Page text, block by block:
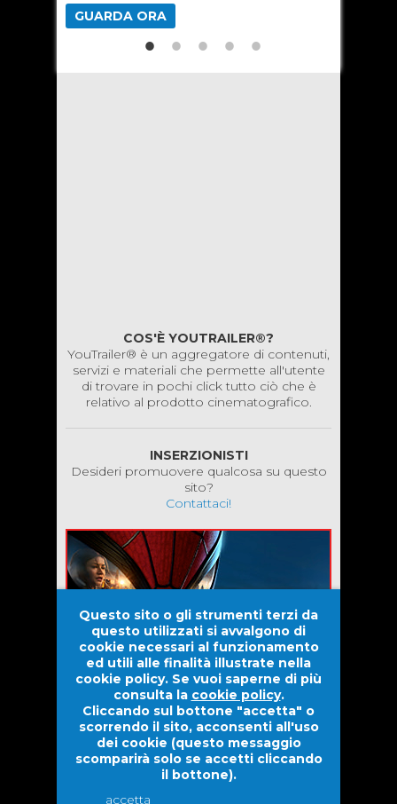
Questo sito o gli strumenti terzi da
questo utilizzati si avvalgono di
cookie necessari al funzionamento
ed utili alle finalità illustrate nella
cookie policy. Se vuoi saperne di più
consulta la cookie policy.
Cliccando sul bottone "accetta" o
scorrendo il sito, acconsenti all'uso
dei cookie (questo messaggio
scomparirà solo se accetti cliccando
il bottone).
accetta
GUARDA ORA
COS'È YOUTRAILER®?
YouTrailer® è un aggregatore di contenuti,
servizi e materiali che permette all'utente
di trovare in pochi click tutto ciò che è
relativo al prodotto cinematografico.
INSERZIONISTI
Desideri promuovere qualcosa su questo
sito?
Contattaci!
Dwarf Venture S.r.l.2026 © Tutti i diritti